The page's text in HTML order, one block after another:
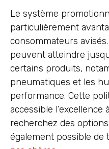
Le système
particulièrement
consommateurs
peuvent atteindre
certains produits,
pneumatiques et les
performance. Cette
accessible
recherchez des
également possible de